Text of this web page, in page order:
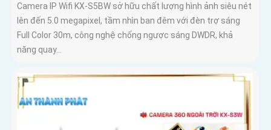
Camera IP Wifi KX-S5BW sở hữu chất lượng hình ảnh siêu nét
lên đến 5.0 megapixel, tầm nhìn ban đêm với đèn trợ sáng
Full Color 30m, công nghệ chống ngược sáng DWDR, khả
năng quay...